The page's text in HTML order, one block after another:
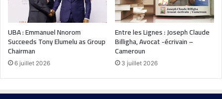
UBA : Emmanuel Nnorom
Succeeds Tony Elumelu as Group
Chairman
6 juillet 2026
Entre les Lignes : Joseph Claude
Billigha, Avocat -écrivain –
Cameroun
3 juillet 2026